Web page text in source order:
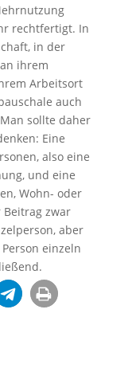
rechtfertigt. In
in der
ihrem
Arbeitsort
auch
sollte daher
Eine
also eine
und eine
Wohn- oder
zwar
aber
einzeln